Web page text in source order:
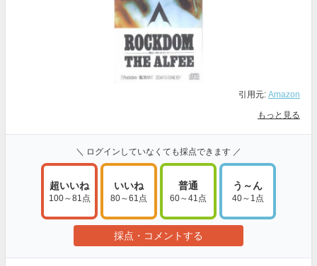
引用元: Amazon
もっと見る
＼ ログインしていなくても採点できます ／
超いいね
100～81点
いいね
80～61点
普通
60～41点
う～ん
40～1点
採点・コメントする